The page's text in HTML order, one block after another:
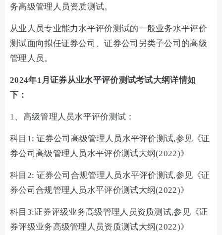
务高级管理人员资质测试。
从业人员专业能力水平评价测试的一般业务水平评价
测试面向拟任证券公司、证券公司另类子公司的高级
管理人员。
2024年1月证券从业水平评价测试考试大纲详情如
下：
1、高级管理人员水平评价测试：
科目1: 证券公司高级管理人员水平评价测试,参见《证
券公司高级管理人员水平评价测试大纲(2022)》
科目2: 证券公司合规管理人员水平评价测试,参见《证
券公司合规管理人员水平评价测试大纲(2022)》
科目3:证券评级业务高级管理人员资质测试,参见《证
券评级业务高级管理人员资质测试大纲(2022)》